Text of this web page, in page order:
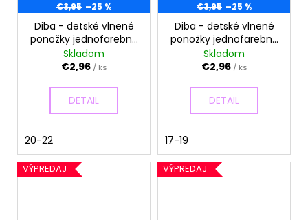
€3,95 –25 %
Diba - detské vlnené
ponožky jednofarebné
- veľkosť 20-22, EU 1
Skladom
€2,96 / ks
DETAIL
20-22
€3,95 –25 %
Diba - detské vlnené
ponožky jednofarebné
- veľkosť 17-19, EU 0
Skladom
€2,96 / ks
DETAIL
17-19
VÝPREDAJ VÝPREDAJ